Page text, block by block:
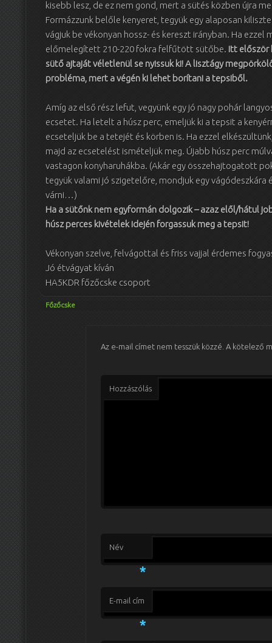
kisebb lesz, de ez nem gond, mert a sütés közben újra
Formázzunk belőle kenyeret, tegyük egy alaposan
vágjuk be vékonyan hossz- és kereszt irányban. Ha ezzel
előmelegített 210-220 fokra felfűtött sütőbe. Itt először
sütő ajtaját véletlenül se nyissuk ki! A lisztágy
probléma, mert a végén ki lehet borítani a tepsiből.
Amíg az első rész lefut, vegyünk egy jó nagy pohár
ecsetet. Ha letelt a húsz perc, emeljük ki a tepsit a
ecseteljük be a tetejét és körben is. Ha ezzel
majd az ecsetelést ismételjük meg. Újabb húsz perc
vastagon konyharuhákba. (Akár egy összehajtogatott
tegyük valami jó szigetelőre, mondjuk egy vágódeszkára
várni…)
Ha a sütőnk nem egyformán dolgozik – azaz elől/hátul
húsz perces kivételek idején forgassuk meg a tepsit!
Vékonyan szelve, felvágottal és friss vajjal érdemes
Jó étvágyat kíván
HA5KDR főzőcske csoport
Főzőcske
Az e-mail címet nem tesszük közzé. A kötelező
Hozzászólás
Név
*
E-mail cím
*